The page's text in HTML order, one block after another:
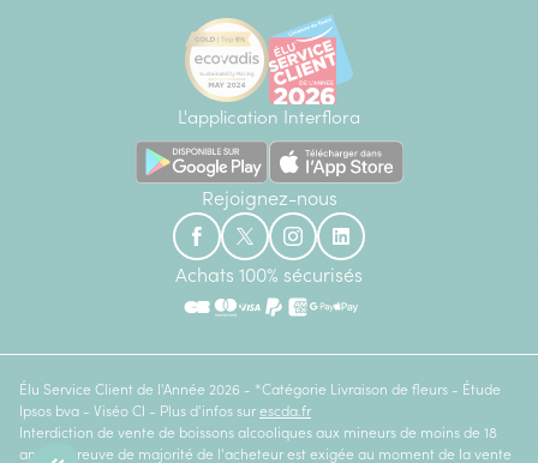
L'application Interflora
Rejoignez-nous
Achats 100% sécurisés
Élu Service Client de l'Année 2026 - *Catégorie Livraison de fleurs - Étude
Ipsos bva - Viséo CI - Plus d'infos sur escda.fr
Interdiction de vente de boissons alcooliques aux mineurs de moins de 18
ans. La preuve de majorité de l'acheteur est exigée au moment de la vente